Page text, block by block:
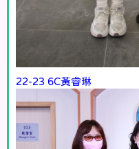
22-23 6C黃睿琳